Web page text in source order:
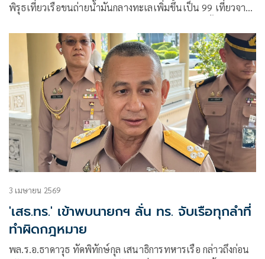
พิรุธเที่ยวเรือขนถ่ายน้ำมันกลางทะเลเพิ่มขึ้นเป็น 99 เที่ยวจาก
พบความผิดปกติส่วนใหญ่ของเรือขนส่งน้ำมันมักมาจากภาค
ตะวันออกก่อนลงสู่ภาคใต้ จ.สุราษฎร์ธานี
3 เมษายน 2569
'เสธ.ทร.' เข้าพบนายกฯ ลั่น ทร. จับเรือทุกลำที่
ทำผิดกฎหมาย
พล.ร.อ.ธาดาวุธ ทัดพิทักษ์กุล เสนาธิการทหารเรือ กล่าวถึงก่อน